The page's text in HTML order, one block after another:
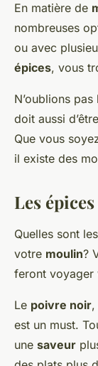
En matière de
nombreuses
ou avec
épices, vous
N’oublions
doit aussi
Que vous
il existe des
Les
Quelles sont les
votre moulin?
feront voyager
Le poivre noir,
est un must.
une saveur